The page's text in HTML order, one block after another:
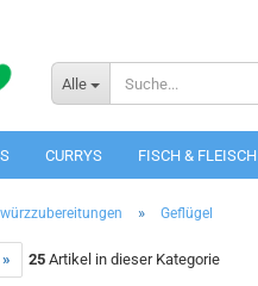
Alle
CURRYS FISCH & FLEISCH
» Geflügel
25 Artikel in dieser Kategorie